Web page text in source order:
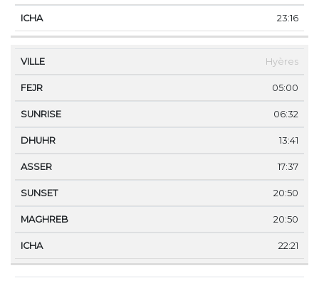
23:16
Hyères
05:00
06:32
13:41
17:37
20:50
20:50
22:21